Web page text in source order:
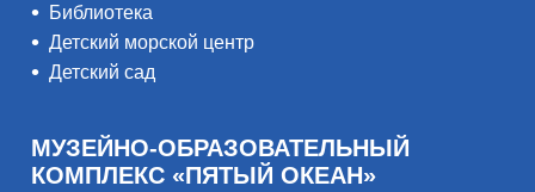
Библиотека
Детский морской центр
Детский сад
МУЗЕЙНО-ОБРАЗОВАТЕЛЬНЫЙ
КОМПЛЕКС «ПЯТЫЙ ОКЕАН»